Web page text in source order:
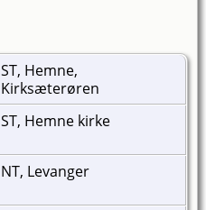
ST, Hemne,
Kirksæterøren
ST, Hemne kirke
NT, Levanger